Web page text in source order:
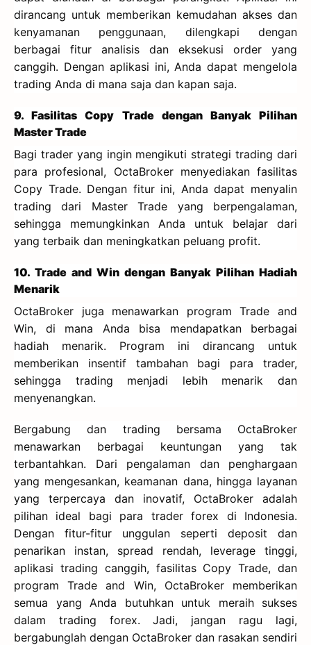
dirancang untuk memberikan kemudahan akses dan
kenyamanan penggunaan, dilengkapi dengan
berbagai fitur analisis dan eksekusi order yang
canggih. Dengan aplikasi ini, Anda dapat mengelola
trading Anda di mana saja dan kapan saja.
9. Fasilitas Copy Trade dengan Banyak Pilihan
Master Trade
Bagi trader yang ingin mengikuti strategi trading dari
para profesional, OctaBroker menyediakan fasilitas
Copy Trade. Dengan fitur ini, Anda dapat menyalin
trading dari Master Trade yang berpengalaman,
sehingga memungkinkan Anda untuk belajar dari
yang terbaik dan meningkatkan peluang profit.
10. Trade and Win dengan Banyak Pilihan Hadiah
Menarik
OctaBroker juga menawarkan program Trade and
Win, di mana Anda bisa mendapatkan berbagai
hadiah menarik. Program ini dirancang untuk
memberikan insentif tambahan bagi para trader,
sehingga trading menjadi lebih menarik dan
menyenangkan.
Bergabung dan trading bersama OctaBroker
menawarkan berbagai keuntungan yang tak
terbantahkan. Dari pengalaman dan penghargaan
yang mengesankan, keamanan dana, hingga layanan
yang terpercaya dan inovatif, OctaBroker adalah
pilihan ideal bagi para trader forex di Indonesia.
Dengan fitur-fitur unggulan seperti deposit dan
penarikan instan, spread rendah, leverage tinggi,
aplikasi trading canggih, fasilitas Copy Trade, dan
program Trade and Win, OctaBroker memberikan
semua yang Anda butuhkan untuk meraih sukses
dalam trading forex. Jadi, jangan ragu lagi,
bergabunglah dengan OctaBroker dan rasakan sendiri